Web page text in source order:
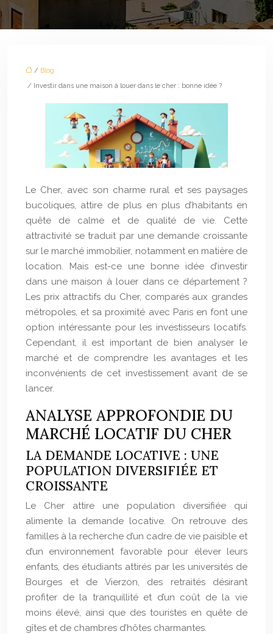
/ Blog
/ Investir dans une maison à louer dans le cher : bonne idée ?
Le Cher, avec son charme rural et ses paysages
bucoliques, attire de plus en plus d’habitants en
quête de calme et de qualité de vie. Cette
attractivité se traduit par une demande croissante
sur le marché immobilier, notamment en matière de
location. Mais est-ce une bonne idée d’investir
dans une maison à louer dans ce département ?
Les prix attractifs du Cher, comparés aux grandes
métropoles, et sa proximité avec Paris en font une
option intéressante pour les investisseurs locatifs.
Cependant, il est important de bien analyser le
marché et de comprendre les avantages et les
inconvénients de cet investissement avant de se
lancer.
ANALYSE APPROFONDIE DU
MARCHÉ LOCATIF DU CHER
LA DEMANDE LOCATIVE : UNE
POPULATION DIVERSIFIÉE ET
CROISSANTE
Le Cher attire une population diversifiée qui
alimente la demande locative. On retrouve des
familles à la recherche d’un cadre de vie paisible et
d’un environnement favorable pour élever leurs
enfants, des étudiants attirés par les universités de
Bourges et de Vierzon, des retraités désirant
profiter de la tranquillité et d’un coût de la vie
moins élevé, ainsi que des touristes en quête de
gîtes et de chambres d’hôtes charmantes.